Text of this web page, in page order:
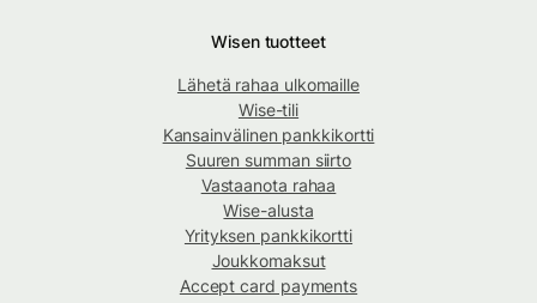
Wisen tuotteet
Lähetä rahaa ulkomaille
Wise-tili
Kansainvälinen pankkikortti
Suuren summan siirto
Vastaanota rahaa
Wise-alusta
Yrityksen pankkikortti
Joukkomaksut
Accept card payments